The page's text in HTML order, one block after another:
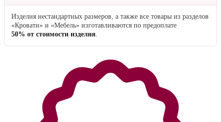
Изделия нестандартных размеров, а также все товары из разделов
«Кровати» и «Мебель» изготавливаются по предоплате
50% от стоимости изделия.